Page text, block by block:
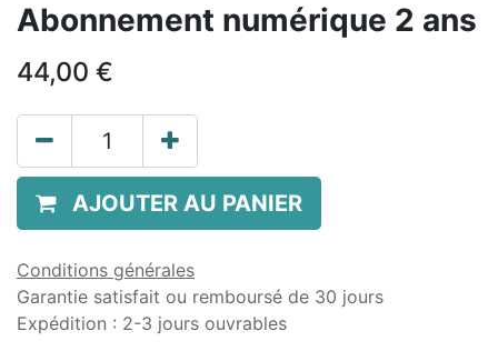
Abonnement numérique 2 ans
44,00 €
AJOUTER AU PANIER
Conditions générales
Garantie satisfait ou remboursé de 30 jours
Expédition : 2-3 jours ouvrables